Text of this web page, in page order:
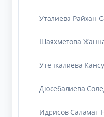
Уталиева Райхан
Шаяхметова
Утепкалиева
Дюсебалиева
Идрисов Саламат